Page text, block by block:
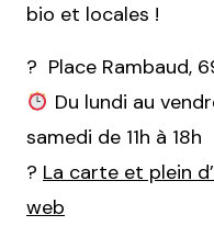
bio et locales !
? Place Rambaud,
Du lundi au
samedi de 11h à 18h
? La carte et plein
web